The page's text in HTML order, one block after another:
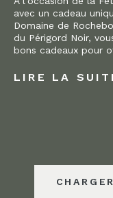
avec un cadeau
Domaine de
du Périgord Noir,
bons cadeaux pour
LIRE LA